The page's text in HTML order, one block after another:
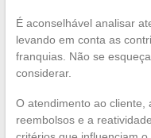
É aconselhável analisar
levando em conta as
franquias. Não se
considerar.
O atendimento ao cliente,
reembolsos e a